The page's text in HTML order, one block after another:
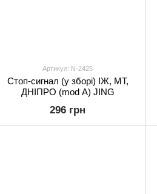
Артикул: N-2425
Стоп-сигнал (у зборі) ІЖ, МТ,
ДНІПРО (mod A) JING
296 грн